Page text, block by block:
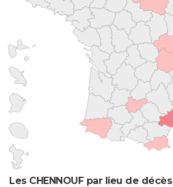
Les CHENNOUF par lieu de décès